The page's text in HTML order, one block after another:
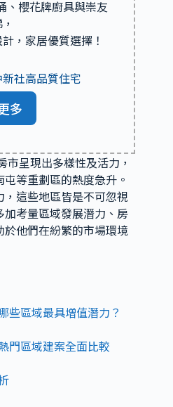
、櫻花牌廚具與崇友
，家居優質選擇！
新社高品質住宅
多
市呈現出多樣性及活力，
等重劃區的熱度急升。
這些地區皆是不可忽視
加考量區域發展潛力、房
於他們在紛繁的市場環境
些區域最具增值潛力？
門區域建案全面比較